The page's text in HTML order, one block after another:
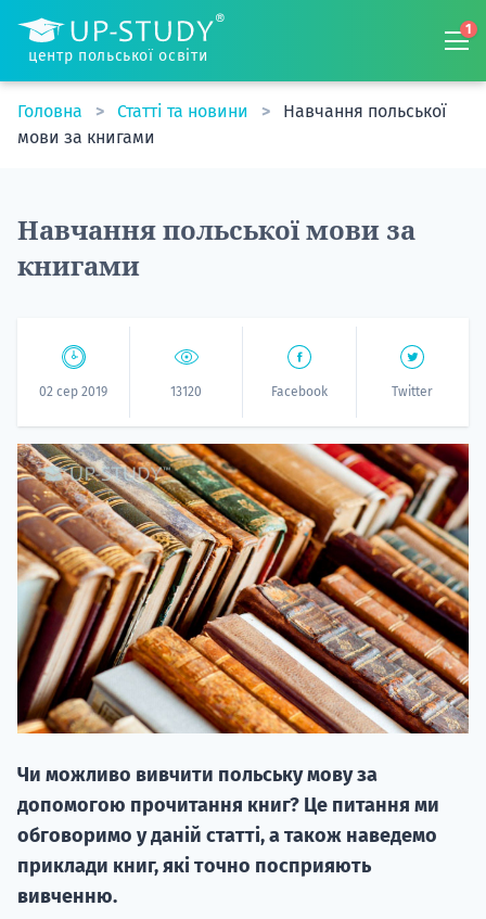
центр польської освіти
1
Головна Статті та новини
Навчання польської
мови за книгами
Навчання польської мови за
книгами
02 сер 2019 13120 Facebook Twitter
Чи можливо вивчити польську мову за
допомогою прочитання книг? Це питання ми
обговоримо у даній статті, а також наведемо
приклади книг, які точно посприяють
вивченню.
20.09
"Навчання